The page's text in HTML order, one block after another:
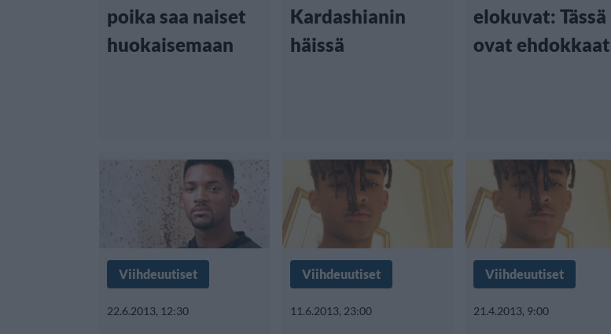
poika saa naiset
huokaisemaan
Kardashianin
häissä
elokuvat: Tässä
ovat
Viihdeuutiset
22.6.2013, 12:30
Viihdeuutiset
11.6.2013, 23:00
Viihdeuutiset
21.4.2013, 9:00